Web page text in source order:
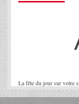
La fête du jour sur votre